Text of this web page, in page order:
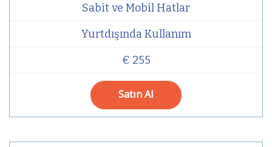
Sabit ve Mobil Hatlar
Yurtdışında Kullanım
€ 255
Satın Al